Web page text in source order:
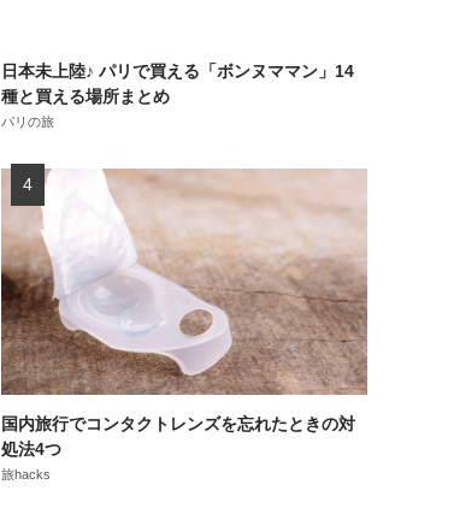
日本未上陸♪ パリで買える「ボンヌママン」14
種と買える場所まとめ
パリの旅
国内旅行でコンタクトレンズを忘れたときの対
処法4つ
旅hacks